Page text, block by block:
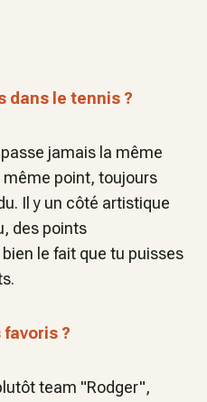
dans le tennis ?
jamais la même
point, toujours
Il y un côté artistique
des points
le fait que tu puisses
?
team "Rodger",